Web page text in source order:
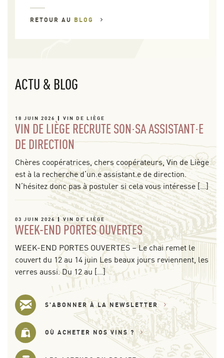
RETOUR AU BLOG
ACTU & BLOG
18 JUIN 2026 VIN DE LIÈGE
VIN DE LIÈGE RECRUTE SON·SA ASSISTANT·E
DE DIRECTION
Chères coopératrices, chers coopérateurs, Vin de Liège
est à la recherche d’un.e assistant.e de direction.
N’hésitez donc pas à postuler si cela vous intéresse […]
03 JUIN 2026 VIN DE LIÈGE
WEEK-END PORTES OUVERTES
WEEK-END PORTES OUVERTES – Le chai remet le
couvert du 12 au 14 juin Les beaux jours reviennent, les
verres aussi. Du 12 au […]
S'ABONNER À LA NEWSLETTER
OÙ ACHETER NOS VINS ?